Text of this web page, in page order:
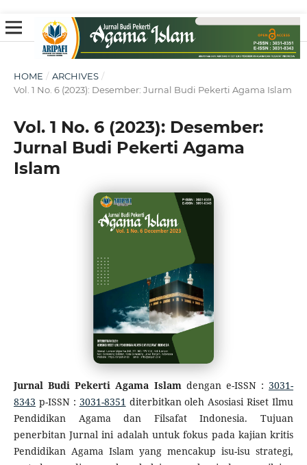
HOME / ARCHIVES /
Vol. 1 No. 6 (2023): Desember: Jurnal Budi Pekerti Agama Islam
Vol. 1 No. 6 (2023): Desember:
Jurnal Budi Pekerti Agama
Islam
Jurnal Budi Pekerti Agama Islamdengan e-ISSN : 3031-
8343 p-ISSN : 3031-8351 diterbitkan oleh Asosiasi Riset Ilmu
Pendidikan Agama dan Filsafat Indonesia. Tujuan
penerbitan Jurnal ini adalah untuk fokus pada kajian kritis
Pendidikan Agama Islam yang mencakup isu-isu strategi,